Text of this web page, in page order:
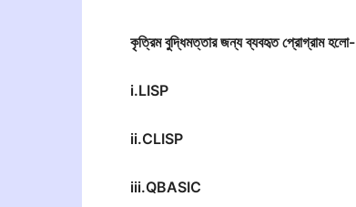
কৃত্রিম বুদ্ধিমত্তার জন্য ব্যবহৃত প্রোগ্রাম হলো-
i.LISP
ii.CLISP
iii.QBASIC